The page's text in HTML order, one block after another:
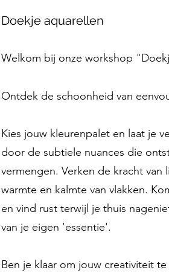
Doekje aquarellen
Welkom bij onze workshop
Ontdek de schoonheid van
Kies jouw kleurenpalet en laat je
door de subtiele nuances die
vermengen. Verken de kracht van
warmte en kalmte van vlakken.
en vind rust terwijl je thuis
van je eigen 'essentie'.
Ben je klaar om jouw creativiteit